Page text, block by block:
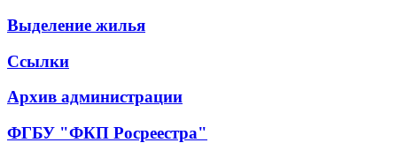
Выделение жилья
Ссылки
Архив администрации
ФГБУ "ФКП Росреестра"